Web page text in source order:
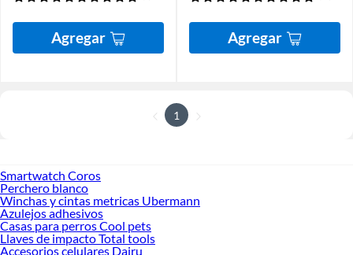
Agregar Agregar
1
Smartwatch Coros
Perchero blanco
Winchas y cintas metricas Ubermann
Azulejos adhesivos
Casas para perros Cool pets
Llaves de impacto Total tools
Accesorios celulares Dairu